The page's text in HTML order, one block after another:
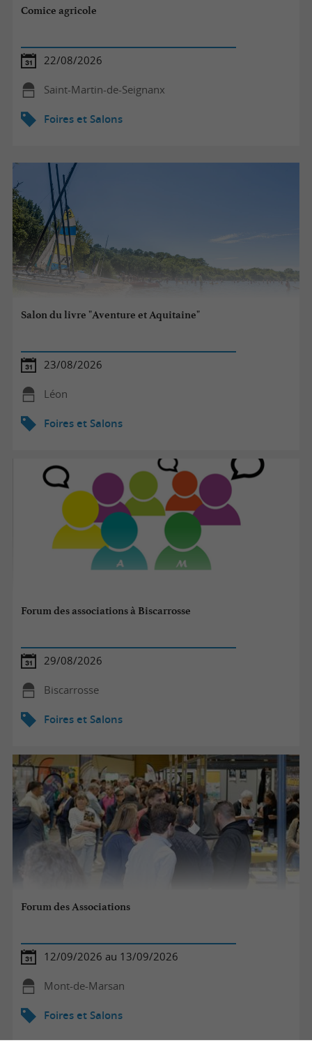
Comice agricole
22/08/2026
Saint-Martin-de-Seignanx
Foires et Salons
Salon du livre "Aventure et Aquitaine"
23/08/2026
Léon
Foires et Salons
Forum des associations à Biscarrosse
29/08/2026
Biscarrosse
Foires et Salons
Forum des Associations
12/09/2026 au 13/09/2026
Mont-de-Marsan
Foires et Salons